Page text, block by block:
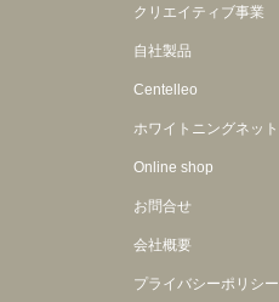
クリエイティブ事業
自社製品
Centelleo
ホワイトニングネット
Online shop
お問合せ
会社概要
プライバシーポリシー